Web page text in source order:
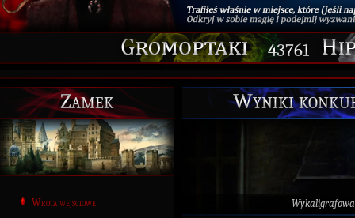
43761
Zamek
Wrota wejściowe
Wyniki